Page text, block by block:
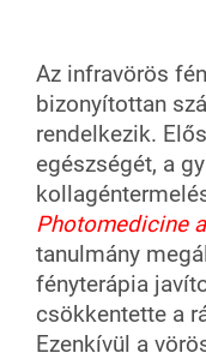
Az infravörös
bizonyítottan
rendelkezik.
egészségét, a
Photomedicine
tanulmány
fényterápia
csökkentette a
Ezenkívül a